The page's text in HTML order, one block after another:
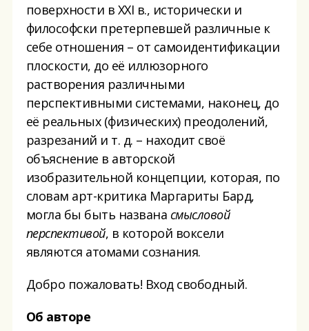
поверхности в XXI в., исторически и
философски претерпевшей различные к
себе отношения – от самоидентификации
плоскости, до её иллюзорного
растворения различными
перспективными системами, наконец, до
её реальных (физических) преодолений,
разрезаний и т. д. – находит своё
объяснение в авторской
изобразительной концепции, которая, по
словам арт-критика Маргариты Бард,
могла бы быть названа смысловой
перспективой, в которой воксели
являются атомами сознания.
Добро пожаловать! Вход свободный.
Об авторе